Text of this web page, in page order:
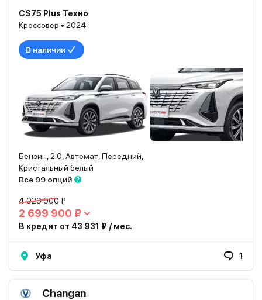
CS75 Plus Техно
Кроссовер • 2024
В наличии
Бензин, 2.0, Автомат, Передний,
Кристальный белый
Все 99 опций
4 029 900 ₽
2 699 900 ₽
В кредит от 43 931 ₽ / мес.
Уфа 1
Changan